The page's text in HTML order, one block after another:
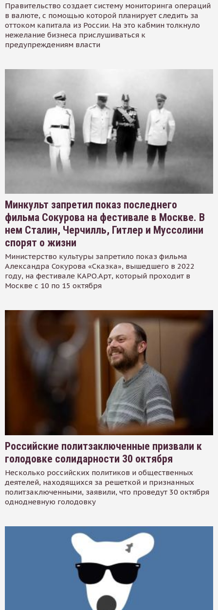
Правительство создает систему мониторинга операций
в валюте, с помощью которой планирует следить за
оттоком капитала из России. На это кабмин толкнуло
нежелание бизнеса прислушиваться к
предупреждениям власти
Минкульт запретил показ последнего
фильма Сокурова на фестивале в Москве. В
нем Сталин, Черчилль, Гитлер и Муссолини
спорят о жизни
Министерство культуры запретило показ фильма
Александра Сокурова «Сказка», вышедшего в 2022
году, на фестивале КАРО.Арт, который проходит в
Москве с 10 по 15 октября
Российские политзаключенные призвали к
голодовке солидарности 30 октября
Несколько российских политиков и общественных
деятелей, находящихся за решеткой и признанных
политзаключенными, заявили, что проведут 30 октября
однодневную голодовку